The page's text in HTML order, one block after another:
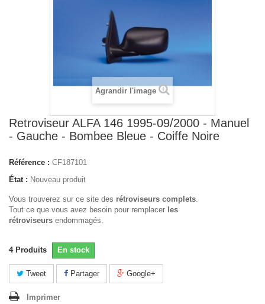
Agrandir l'image
Retroviseur ALFA 146 1995-09/2000 - Manuel
- Gauche - Bombee Bleue - Coiffe Noire
Référence : CF187101
État : Nouveau produit
Vous trouverez sur ce site des rétroviseurs complets.
Tout ce que vous avez besoin pour remplacer les
rétroviseurs endommagés.
4 Produits En stock
Tweet Partager Google+
Imprimer